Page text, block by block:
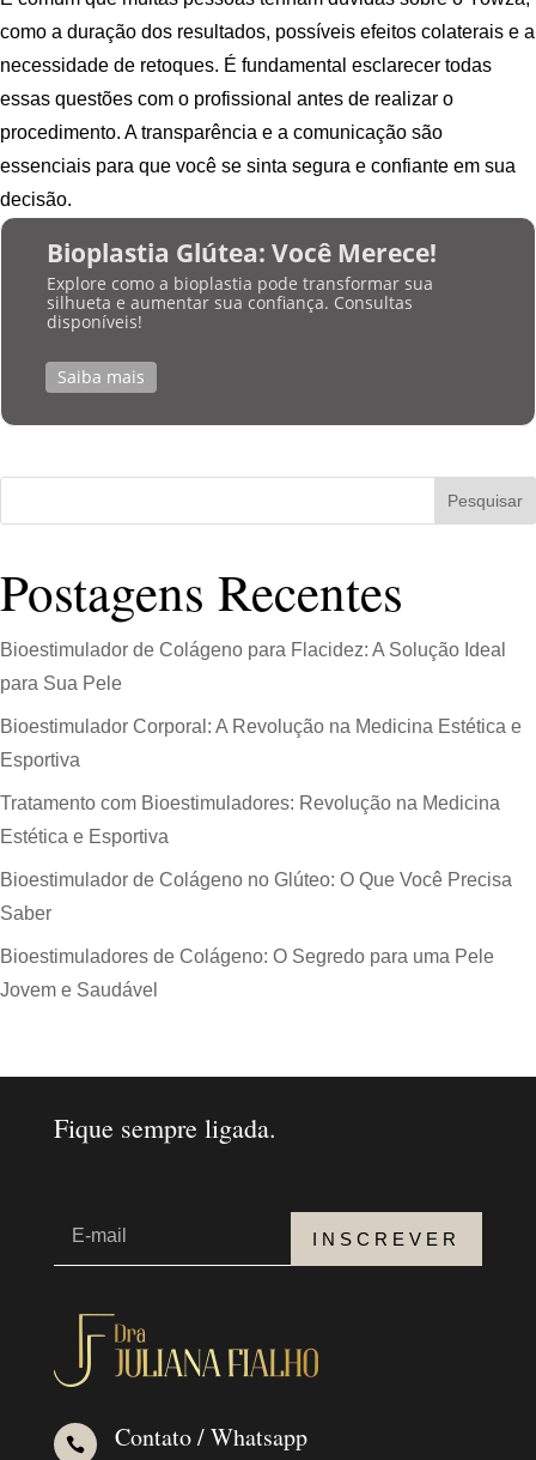
como a duração dos resultados, possíveis efeitos colaterais e a
necessidade de retoques. É fundamental esclarecer todas
essas questões com o profissional antes de realizar o
procedimento. A transparência e a comunicação são
essenciais para que você se sinta segura e confiante em sua
decisão.
Bioplastia Glútea: Você Merece!
Explore como a bioplastia pode transformar sua
silhueta e aumentar sua confiança. Consultas
disponíveis!
Saiba mais
Pesquisar
Postagens Recentes
Bioestimulador de Colágeno para Flacidez: A Solução Ideal
para Sua Pele
Bioestimulador Corporal: A Revolução na Medicina Estética e
Esportiva
Tratamento com Bioestimuladores: Revolução na Medicina
Estética e Esportiva
Bioestimulador de Colágeno no Glúteo: O Que Você Precisa
Saber
Bioestimuladores de Colágeno: O Segredo para uma Pele
Jovem e Saudável
Fique sempre ligada.
INSCREVER
 Contato / Whatsapp